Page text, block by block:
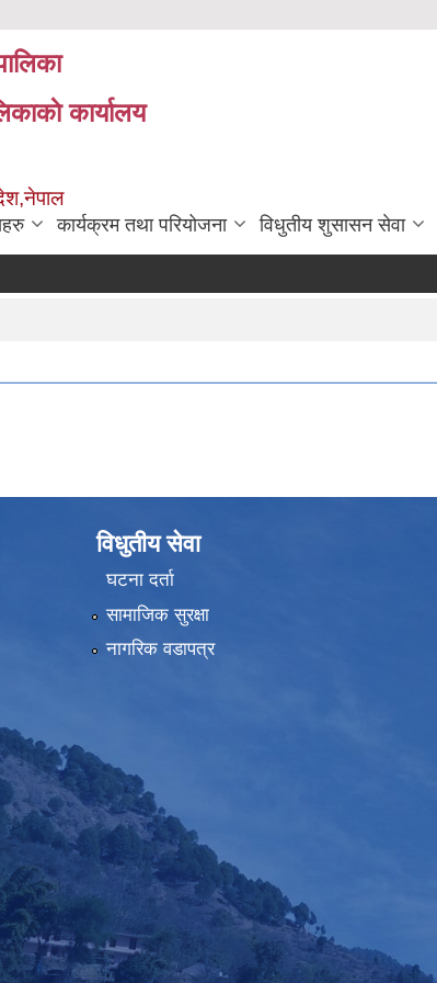
कार्यालय
कार्यक्रम तथा परियोजना विधुतीय शुसासन सेवा
विधुतीय सेवा
घटना दर्ता
सामाजिक सुरक्षा
नागरिक वडापत्र